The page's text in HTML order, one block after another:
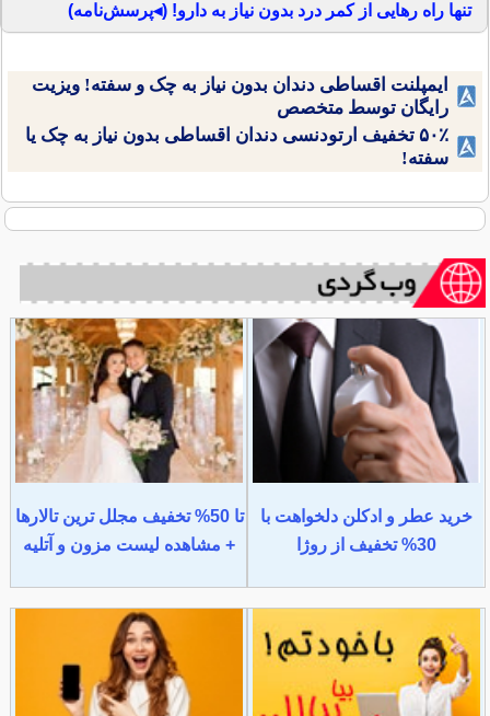
تنها راه رهایی از کمر درد بدون نیاز به دارو! (◂پرسش‌نامه)
ایمپلنت اقساطی دندان بدون نیاز به چک و سفته! ویزیت
رایگان توسط متخصص
۵۰٪ تخفیف ارتودنسی دندان اقساطی بدون نیاز به چک یا
سفته!
خرید عطر و ادکلن دلخواهت با
30% تخفیف از روژا
تا 50% تخفیف مجلل ترین تالارها
+ مشاهده لیست مزون و آتلیه